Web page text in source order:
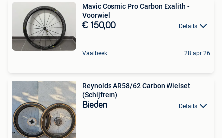
Mavic Cosmic Pro Carbon Exalith -
Voorwiel
€ 150,00 Details
Vaalbeek 28 apr 26
Reynolds AR58/62 Carbon Wielset
(Schijfrem)
Bieden Details